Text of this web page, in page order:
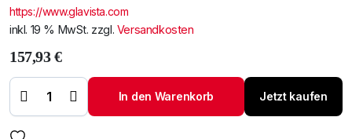
https://www.glavista.com
inkl. 19 % MwSt. zzgl. Versandkosten
157,93€
Windschutzscheibe
/ Frontscheibe Opel
In den Warenkorb Jetzt kaufen